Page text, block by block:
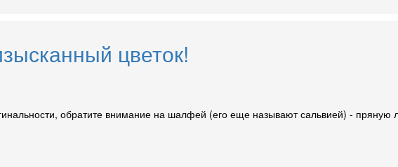
цветок!
обратите внимание на шалфей (его еще называют сальвией) - пряную